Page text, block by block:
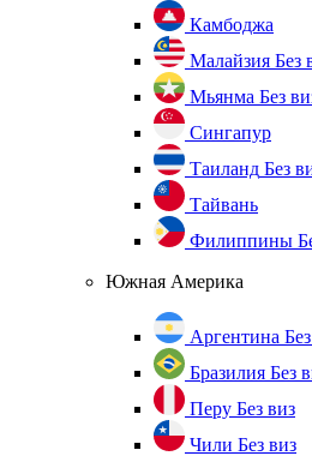
Камбоджа
Малайзия Без
Мьянма Без
Сингапур
Таиланд Без
Тайвань
Филиппины
Южная Америка
Аргентина
Бразилия Без
Перу Без виз
Чили Без виз